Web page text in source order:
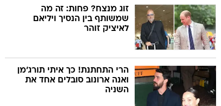
זוג מנצח? פחות: זה מה
שמשותף בין הנסיך ויליאם
לאיציק זוהר
הרי התחתנת! כך איתי תורג'מן
ואנה ארונוב סובלים אחד את
השניה